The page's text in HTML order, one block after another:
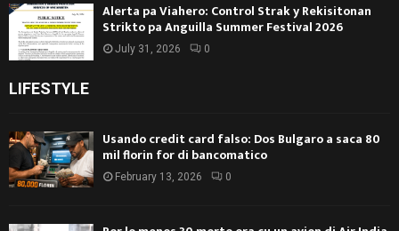
Alerta pa Viahero: Control Strak y Rekisitonan
Strikto pa Anguilla Summer Festival 2026
July 31, 2026 0
LIFESTYLE
Usando credit card falso: Dos Bulgaro a saca 80
mil florin for di bancomatico
February 13, 2026 0